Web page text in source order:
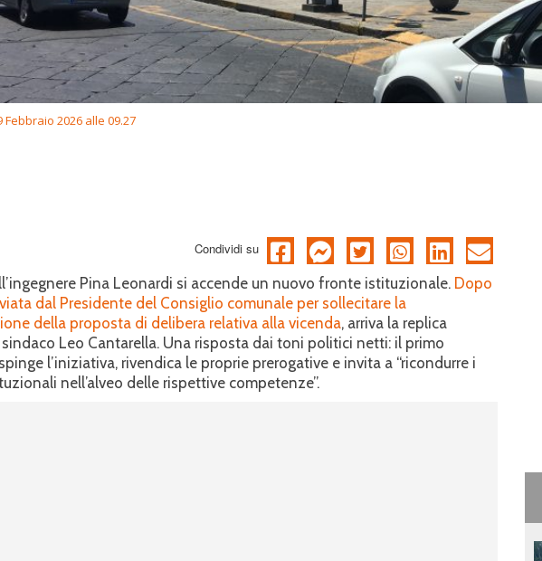
2026 alle 09.27
Condividi su
Pina Leonardi si accende un nuovo fronte istituzionale. Dopo
dal Presidente del Consiglio comunale per sollecitare la
della proposta di delibera relativa alla vicenda, arriva la replica
Leo Cantarella. Una risposta dai toni politici netti: il primo
l’iniziativa, rivendica le proprie prerogative e invita a “ricondurre i
nell’alveo delle rispettive competenze”.